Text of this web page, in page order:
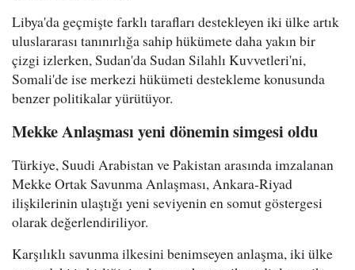
Libya'da geçmişte farklı tarafları destekleyen iki ülke artık
uluslararası tanınırlığa sahip hükümete daha yakın bir
çizgi izlerken, Sudan'da Sudan Silahlı Kuvvetleri'ni,
Somali'de ise merkezi hükümeti destekleme konusunda
benzer politikalar yürütüyor.
Mekke Anlaşması yeni dönemin simgesi oldu
Türkiye, Suudi Arabistan ve Pakistan arasında imzalanan
Mekke Ortak Savunma Anlaşması, Ankara-Riyad
ilişkilerinin ulaştığı yeni seviyenin en somut göstergesi
olarak değerlendiriliyor.
Karşılıklı savunma ilkesini benimseyen anlaşma, iki ülke